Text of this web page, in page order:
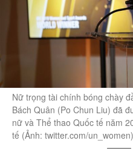
Nữ trọng tài chính bóng chày
Bách Quân (Po Chun Liu) đã
nữ và Thể thao Quốc tế năm
tế (Ảnh: twitter.com/un_women)